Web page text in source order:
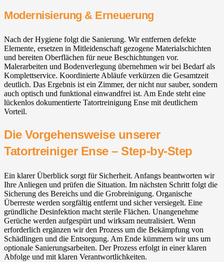
Modernisierung & Erneuerung
Nach der Hygiene folgt die Sanierung. Wir entfernen defekte
Elemente, ersetzen in Mitleidenschaft gezogene Materialschichten
und bereiten Oberflächen für neue Beschichtungen vor.
Malerarbeiten und Bodenverlegung übernehmen wir bei Bedarf als
Komplettservice. Koordinierte Abläufe verkürzen die Gesamtzeit
deutlich. Das Ergebnis ist ein Zimmer, der nicht nur sauber, sondern
auch optisch und funktional einwandfrei ist. Am Ende steht eine
lückenlos dokumentierte Tatortreinigung Ense mit deutlichem
Vorteil.
Die Vorgehensweise unserer
Tatortreiniger Ense – Step-by-Step
Ein klarer Überblick sorgt für Sicherheit. Anfangs beantworten wir
Ihre Anliegen und prüfen die Situation. Im nächsten Schritt folgt die
Sicherung des Bereichs und die Grobreinigung. Organische
Überreste werden sorgfältig entfernt und sicher versiegelt. Eine
gründliche Desinfektion macht sterile Flächen. Unangenehme
Gerüche werden aufgespürt und wirksam neutralisiert. Wenn
erforderlich ergänzen wir den Prozess um die Bekämpfung von
Schädlingen und die Entsorgung. Am Ende kümmern wir uns um
optionale Sanierungsarbeiten. Der Prozess erfolgt in einer klaren
Abfolge und mit klaren Verantwortlichkeiten.